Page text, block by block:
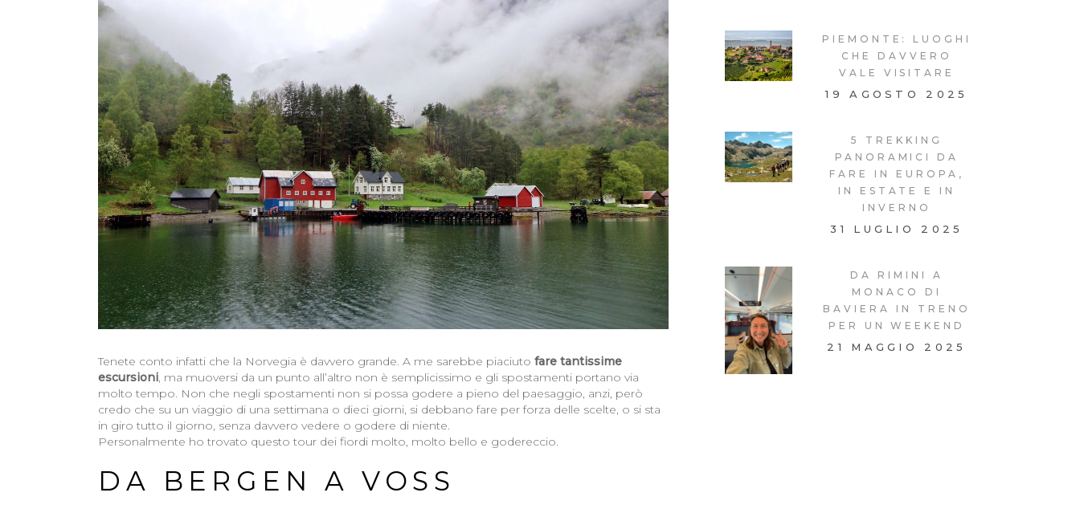
Tenete conto infatti che la Norvegia è davvero grande. A me sarebbe piaciuto fare tantissime
escursioni, ma muoversi da un punto all’altro non è semplicissimo e gli spostamenti portano via
molto tempo. Non che negli spostamenti non si possa godere a pieno del paesaggio, anzi, però
credo che su un viaggio di una settimana o dieci giorni, si debbano fare per forza delle scelte, o si sta
in giro tutto il giorno, senza davvero vedere o godere di niente.
Personalmente ho trovato questo tour dei fiordi molto, molto bello e godereccio.
DA BERGEN A VOSS
PIEMONTE: LUOGHI
CHE DAVVERO
VALE VISITARE
19 AGOSTO 2025
5 TREKKING
PANORAMICI DA
FARE IN EUROPA,
IN ESTATE E IN
INVERNO
31 LUGLIO 2025
DA RIMINI A
MONACO DI
BAVIERA IN TRENO
PER UN WEEKEND
21 MAGGIO 2025